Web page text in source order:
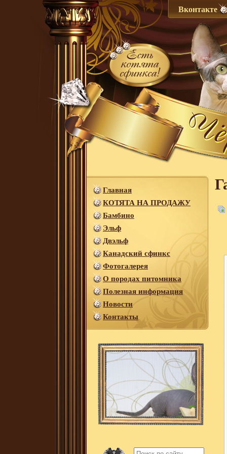
Вконтакте
Главная
КОТЯТА НА ПРОДАЖУ
Бамбино
Эльф
Двэльф
Канадский сфинкс
Фотогалерея
О породах питомника
Полезная информация
Новости
Контакты